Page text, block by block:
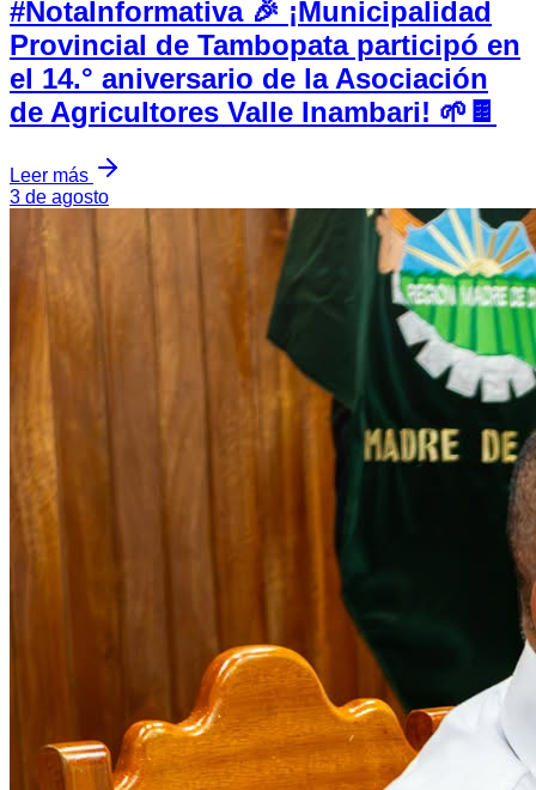
#NotaInformativa 🎉 ¡Municipalidad
Provincial de Tambopata participó en
de Agricultores Valle Inambari! 🌱🍫
Leer más